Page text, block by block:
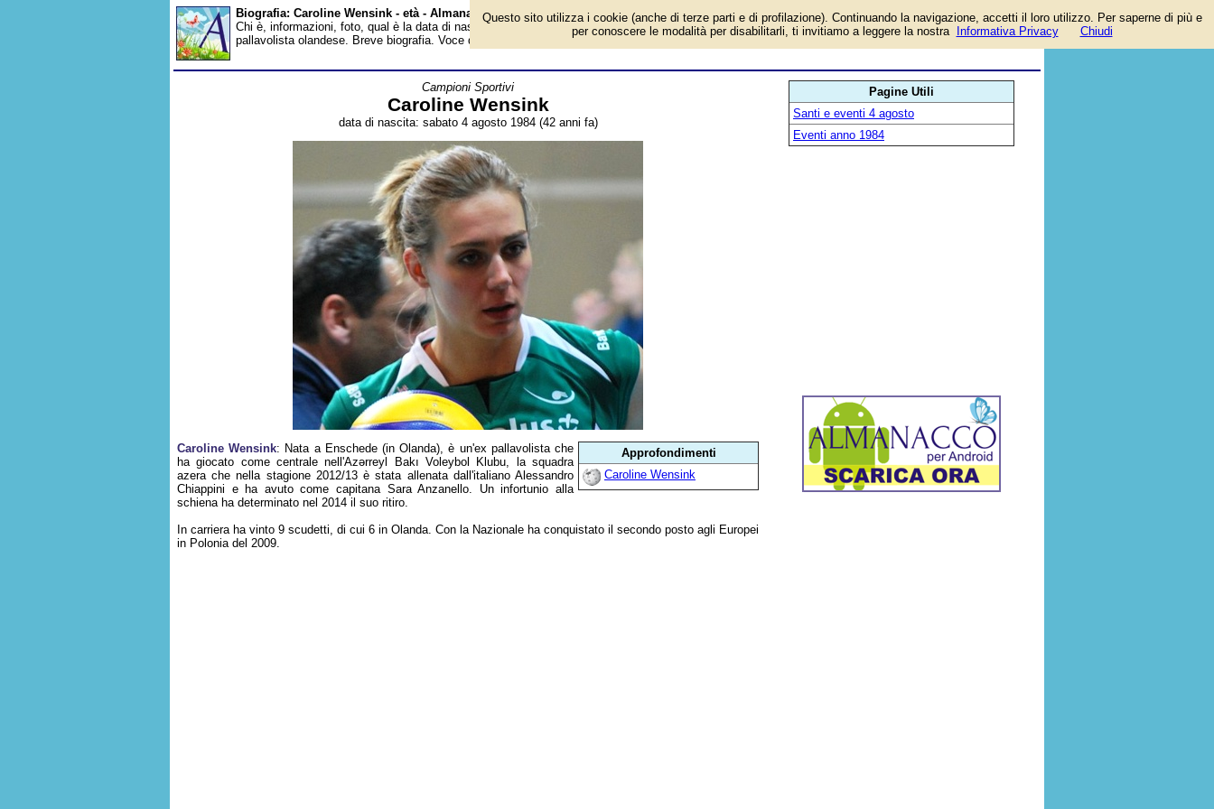
Biografia: Caroline Wensink - età - Almanacco
Chi è, informazioni, foto, qual è la data di nascita, età, dove è nato, cosa ha fatto Caroline Wensink, ex
pallavolista olandese. Breve biografia. Voce dell'Almanacco.
Campioni Sportivi
Caroline Wensink
data di nascita: sabato 4 agosto 1984 (42 anni fa)
Approfondimenti
Caroline Wensink
Caroline Wensink: Nata a Enschede (in Olanda), è un'ex pallavolista che
ha giocato come centrale nell'Azərreyl Bakı Voleybol Klubu, la squadra
azera che nella stagione 2012/13 è stata allenata dall'italiano Alessandro
Chiappini e ha avuto come capitana Sara Anzanello. Un infortunio alla
schiena ha determinato nel 2014 il suo ritiro.
In carriera ha vinto 9 scudetti, di cui 6 in Olanda. Con la Nazionale ha conquistato il secondo posto agli Europei
in Polonia del 2009.
Pagine Utili
Santi e eventi 4 agosto
Eventi anno 1984
Questo sito utilizza i cookie (anche di terze parti e di profilazione). Continuando la navigazione, accetti il loro utilizzo. Per saperne di più e
per conoscere le modalità per disabilitarli, ti invitiamo a leggere la nostra
Informativa Privacy Chiudi